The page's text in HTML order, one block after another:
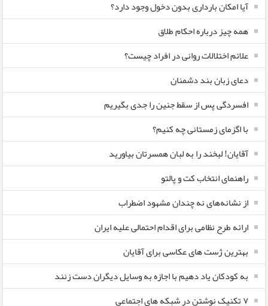
آیا امکان بارداری بدون دخول وجود دارد؟
همه چیز درباره احکام طلاق
علائم اختلالات روانی در افراد چیست؟
دعای زبان بند دشمنان
افسردگی پس از سقط جنین را جدی بگیریم
با اگزمای زمستانی چه کنیم؟
آقایان! لبخند را به لبان همسرتان بیاورید
راهنمای انتخاب کت و پالتو
از نشانه‌های نه چندان مشهود اضطراب
ارائه طرح نظامی برای اقدام احتمالی علیه ایران
بهترین ژست های عکاسی برای آقایان
به کودکان یاد دهیم با اجازه به وسایل دیگران دست زنند
۷ تکنیک نوشتن در شبکه های اجتماعی